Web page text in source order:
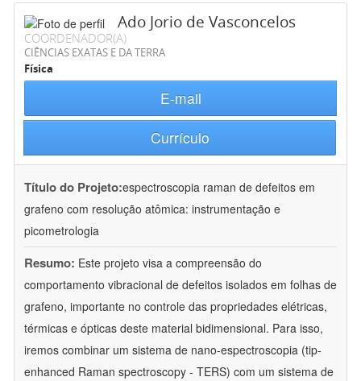
Ado Jorio de Vasconcelos
COORDENADOR(A)
CIÊNCIAS EXATAS E DA TERRA
Física
E-mail
Currículo
Título do Projeto:espectroscopia raman de defeitos em
grafeno com resolução atômica: instrumentação e
picometrologia
Resumo: Este projeto visa a compreensão do
comportamento vibracional de defeitos isolados em folhas de
grafeno, importante no controle das propriedades elétricas,
térmicas e ópticas deste material bidimensional. Para isso,
iremos combinar um sistema de nano-espectroscopia (tip-
enhanced Raman spectroscopy - TERS) com um sistema de